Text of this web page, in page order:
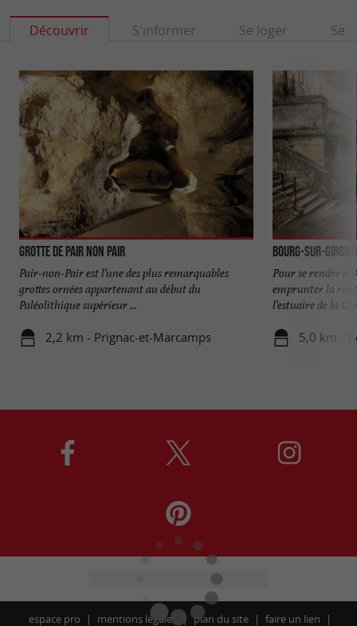
Découvrir S'informer Se loger Se
Grotte de Pair non Pair
Pair-non-Pair est l’une des plus remarquables
grottes ornées appartenant au début du
Paléolithique supérieur ...
2,2 km - Prignac-et-Marcamps
Bourg-sur-
Pour se rendre à
emprunter la
l’estuaire de la
5,0 km -
espace pro mentions légales plan du site faire un lien